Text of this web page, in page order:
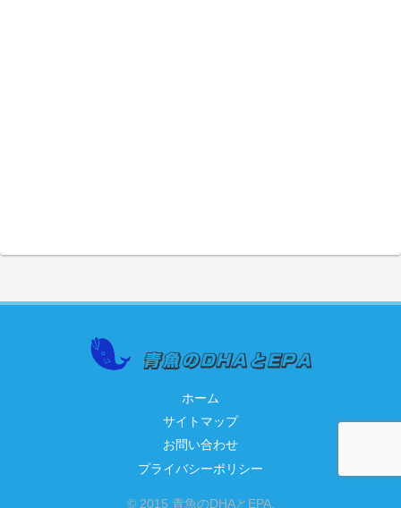
ホーム
サイトマップ
お問い合わせ
プライバシーポリシー
© 2015 青魚のDHAとEPA.